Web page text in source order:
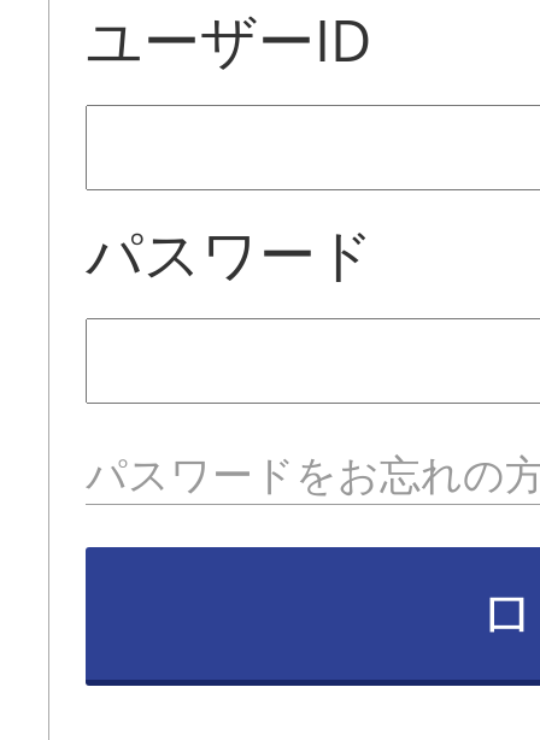
ユーザーID
パスワード
パスワードをお忘れの